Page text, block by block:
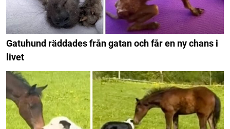
Gatuhund räddades från gatan och får en ny chans i
livet